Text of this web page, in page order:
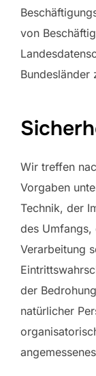
von
Bundesländer
Wir treffen
Vorgaben
Technik, der
des Umfangs,
Verarbeitung
der
natürlicher